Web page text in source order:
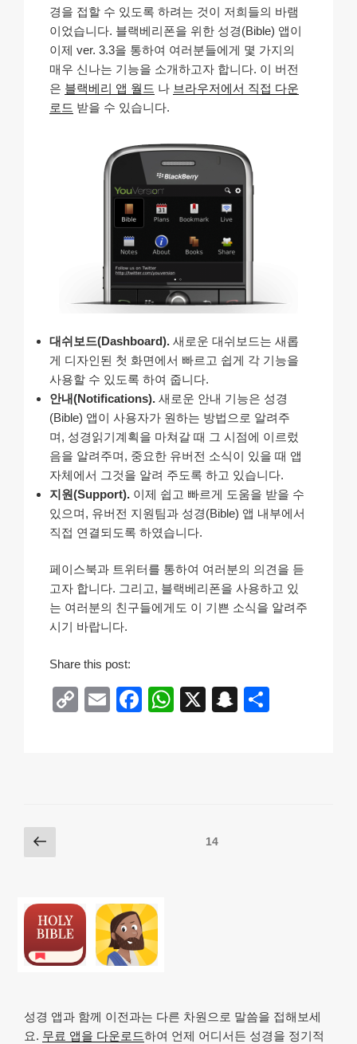
경을 접할 수 있도록 하려는 것이 저희들의 바램
이었습니다. 블랙베리폰을 위한 성경(Bible) 앱이
이제 ver. 3.3을 통하여 여러분들에게 몇 가지의
매우 신나는 기능을 소개하고자 합니다. 이 버전
은 블랙베리 앱 월드 나 브라우저에서 직접 다운
로드 받을 수 있습니다.
대쉬보드(Dashboard). 새로운 대쉬보드는 새롭
게 디자인된 첫 화면에서 빠르고 쉽게 각 기능을
사용할 수 있도록 하여 줍니다.
안내(Notifications). 새로운 안내 기능은 성경
(Bible) 앱이 사용자가 원하는 방법으로 알려주
며, 성경읽기계획을 마쳐갈 때 그 시점에 이르렀
음을 알려주며, 중요한 유버전 소식이 있을 때 앱
자체에서 그것을 알려 주도록 하고 있습니다.
지원(Support). 이제 쉽고 빠르게 도움을 받을 수
있으며, 유버전 지원팀과 성경(Bible) 앱 내부에서
직접 연결되도록 하였습니다.
페이스북과 트위터를 통하여 여러분의 의견을 듣
고자 합니다. 그리고, 블랙베리폰을 사용하고 있
는 여러분의 친구들에게도 이 기쁜 소식을 알려주
시기 바랍니다.
Share this post:
C
E
F
W X
S
Posts
pagination
이
전
14
성경 앱과 함께 이전과는 다른 차원으로 말씀을 접해보세
요. 무료 앱을 다운로드하여 언제 어디서든 성경을 정기적